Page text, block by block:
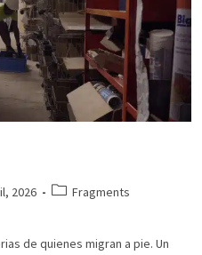
2026 Fragments
de quienes migran a pie. Un